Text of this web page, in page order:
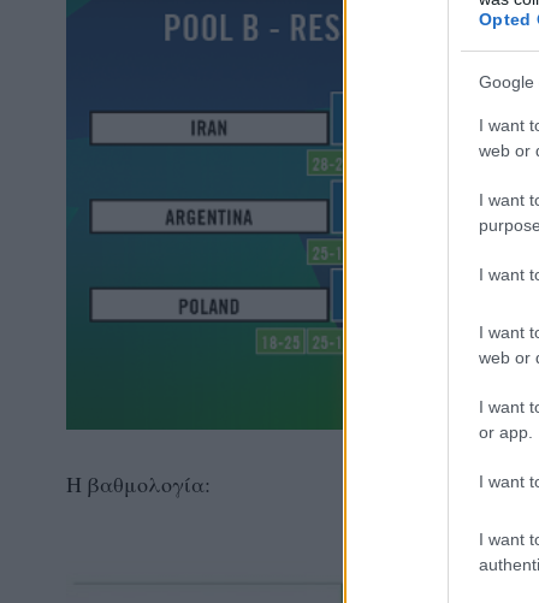
Opted
Google
I want
web or
I want
I want
I want
web or
I want
or app.
I want
I want
Η βαθμολογία: